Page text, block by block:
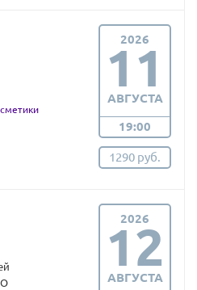
2026
11
АВГУСТА
19:00
1290 руб.
2026
12
АВГУСТА